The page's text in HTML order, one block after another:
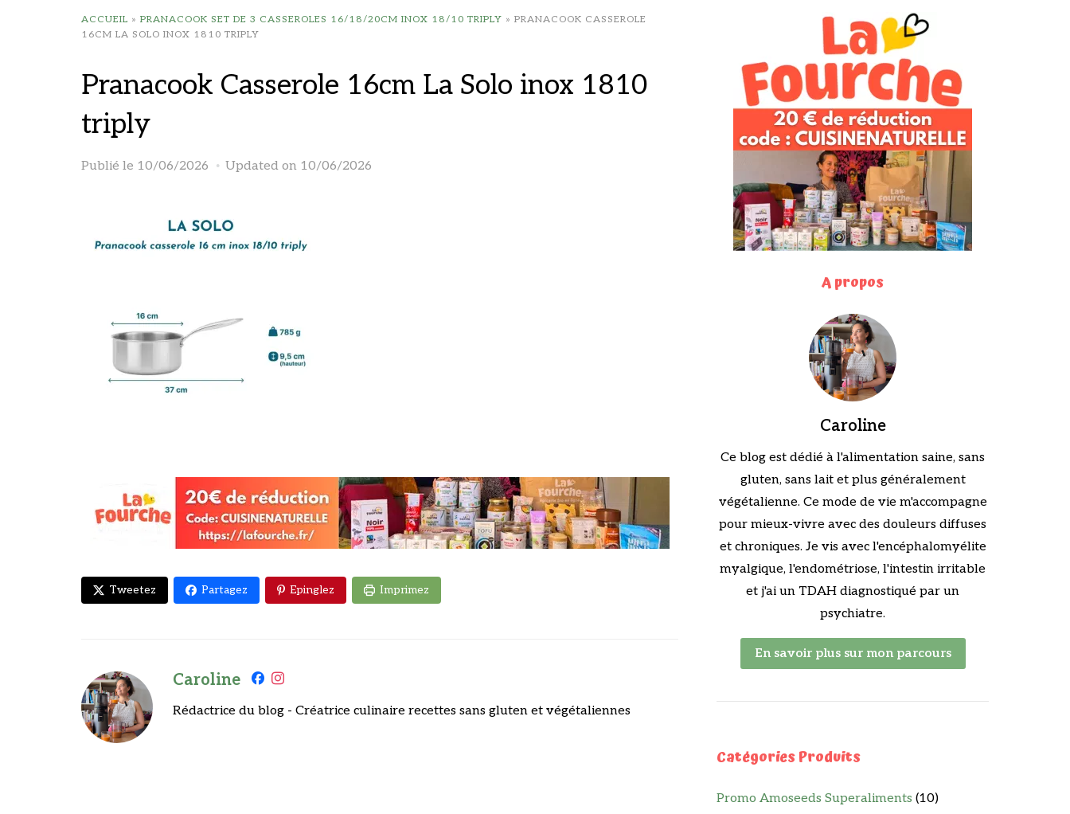
ACCUEIL » PRANACOOK SET DE 3 CASSEROLES 16/18/20CM INOX 18/10 TRIPLY » PRANACOOK CASSEROLE
16CM LA SOLO INOX 1810 TRIPLY
Pranacook Casserole 16cm La Solo inox 1810
triply
Publié le 10/06/2026 Updated on 10/06/2026
Tweetez Partagez Epinglez Imprimez
Caroline
Rédactrice du blog - Créatrice culinaire recettes sans gluten et végétaliennes
A propos
Caroline
Ce blog est dédié à l'alimentation saine, sans
gluten, sans lait et plus généralement
végétalienne. Ce mode de vie m'accompagne
pour mieux-vivre avec des douleurs diffuses
et chroniques. Je vis avec l'encéphalomyélite
myalgique, l'endométriose, l'intestin irritable
et j'ai un TDAH diagnostiqué par un
psychiatre.
En savoir plus sur mon parcours
Catégories Produits
Promo Amoseeds Superaliments (10)